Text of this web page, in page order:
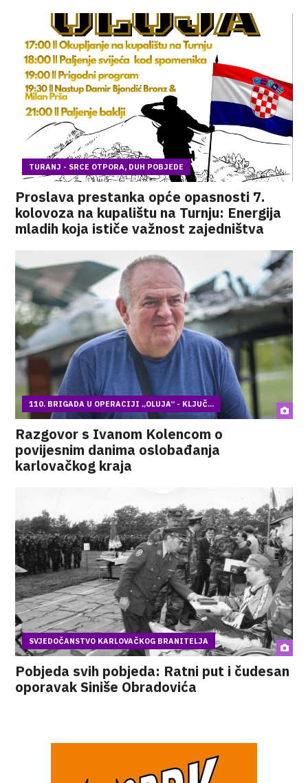
TURANJ - SRCE OTPORA, DUH POBJEDE
Proslava prestanka opće opasnosti 7.
kolovoza na kupalištu na Turnju: Energija
mladih koja ističe važnost zajedništva
110. BRIGADA U OPERACIJI „OLUJA“ - KLJUČ...
Razgovor s Ivanom Kolencom o
povijesnim danima oslobađanja
karlovačkog kraja
SVJEDOČANSTVO KARLOVAČKOG BRANITELJA
Pobjeda svih pobjeda: Ratni put i čudesan
oporavak Siniše Obradovića